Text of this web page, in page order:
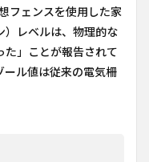
フェンスを使用した家
）レベルは、物理的な
た」ことが報告されて
ール値は従来の電気柵